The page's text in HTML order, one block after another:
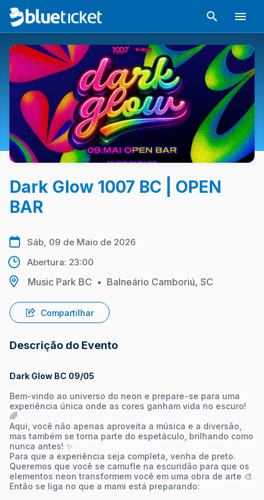
Dark Glow 1007 BC | OPEN
BAR
Sáb, 09 de Maio de 2026
Abertura: 23:00
Music Park BC • Balneário Camboriú, SC
Compartilhar
Descrição do Evento
Dark Glow BC 09/05
Bem-vindo ao universo do neon e prepare-se para uma
experiência única onde as cores ganham vida no escuro!
🌈
Aqui, você não apenas aproveita a música e a diversão,
mas também se torna parte do espetáculo, brilhando como
nunca antes! ✨
Para que a experiência seja completa, venha de preto.
Queremos que você se camufle na escuridão para que os
elementos neon transformem você em uma obra de arte 🎨
Então se liga no que a mami está preparando: